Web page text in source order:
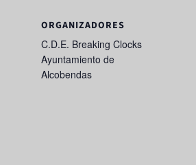
ORGANIZADORES
C.D.E. Breaking Clocks
Ayuntamiento de
Alcobendas